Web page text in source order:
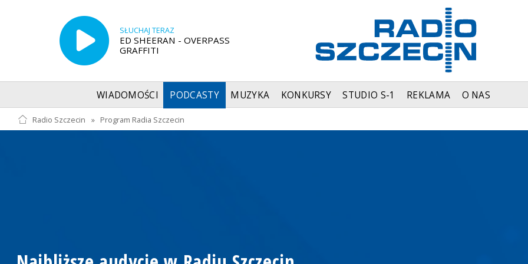
SŁUCHAJ TERAZ
ED SHEERAN - OVERPASS
GRAFFITI
WIADOMOŚCI PODCASTY MUZYKA KONKURSY STUDIO S-1 REKLAMA O NAS
Radio Szczecin » Program Radia Szczecin